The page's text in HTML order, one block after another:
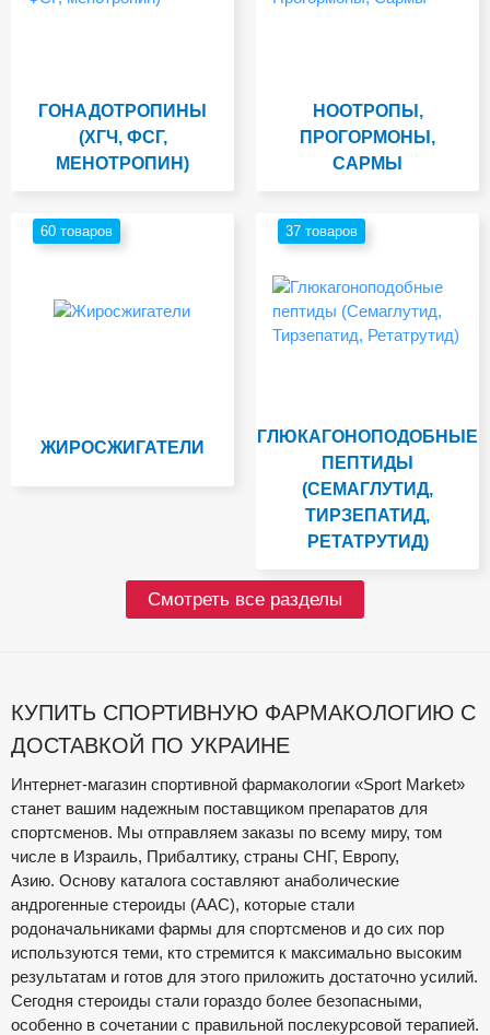
ГОНАДОТРОПИНЫ
(ХГЧ, ФСГ,
МЕНОТРОПИН)
НООТРОПЫ,
ПРОГОРМОНЫ,
САРМЫ
60 товаров
ЖИРОСЖИГАТЕЛИ
37 товаров
ГЛЮКАГОНОПОДОБНЫЕ
ПЕПТИДЫ
(СЕМАГЛУТИД,
ТИРЗЕПАТИД,
РЕТАТРУТИД)
Смотреть все разделы
КУПИТЬ СПОРТИВНУЮ ФАРМАКОЛОГИЮ С
ДОСТАВКОЙ ПО УКРАИНЕ
Интернет-магазин спортивной фармакологии «Sport Market»
станет вашим надежным поставщиком препаратов для
спортсменов. Мы отправляем заказы по всему миру, том
числе в Израиль, Прибалтику, страны СНГ, Европу,
Азию. Основу каталога составляют анаболические
андрогенные стероиды (ААС), которые стали
родоначальниками фармы для спортсменов и до сих пор
используются теми, кто стремится к максимально высоким
результатам и готов для этого приложить достаточно усилий.
Сегодня стероиды стали гораздо более безопасными,
особенно в сочетании с правильной послекурсовой терапией.